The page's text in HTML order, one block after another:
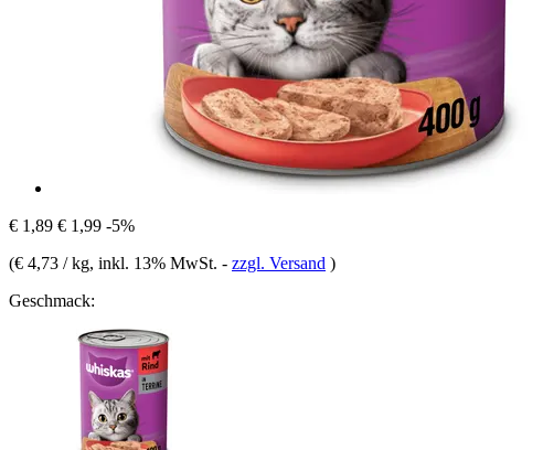
€ 1,89 € 1,99 -5%
(€ 4,73 / kg, inkl. 13% MwSt. - zzgl. Versand )
Geschmack: